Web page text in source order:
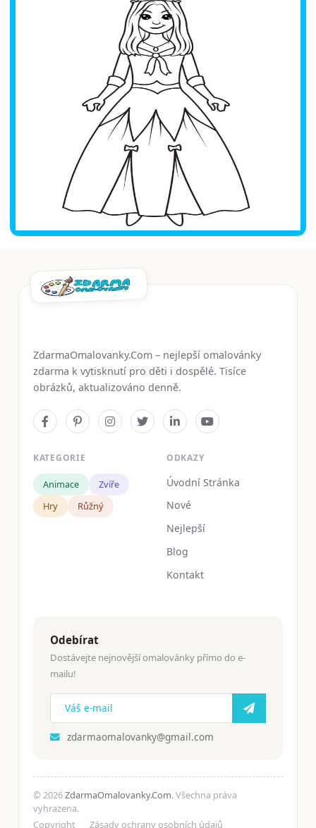
ZdarmaOmalovanky.Com – nejlepší omalovánky
zdarma k vytisknutí pro děti i dospělé. Tisíce
obrázků, aktualizováno denně.
KATEGORIE
Animace
Zvíře
Hry
Růžný
ODKAZY
Úvodní Stránka
Nové
Nejlepší
Blog
Kontakt
Odebírat
Dostávejte nejnovější omalovánky přímo do e-
mailu!
zdarmaomalovanky@gmail.com
© 2026ZdarmaOmalovanky.Com. Všechna práva
vyhrazena.
Copyright
Zásady ochrany osobních údajů